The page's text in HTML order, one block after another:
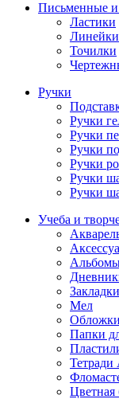
Письменные и
Ластики
Линейки
Точилки
Ручки
Ручки
Ручки
Ручки
Ручки
Ручки
Ручки
Учеба и
Мел
Обложки
Папки
Тетради
Цветная